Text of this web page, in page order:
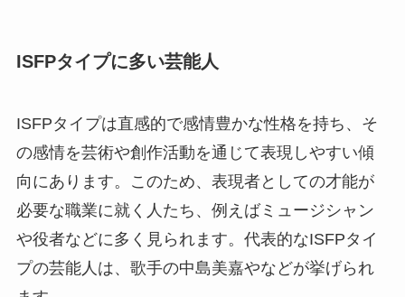
ISFPタイプに多い芸能人
ISFPタイプは直感的で感情豊かな性格を持ち、そ
の感情を芸術や創作活動を通じて表現しやすい傾
向にあります。このため、表現者としての才能が
必要な職業に就く人たち、例えばミュージシャン
や役者などに多く見られます。代表的なISFPタイ
プの芸能人は、歌手の中島美嘉やなどが挙げられ